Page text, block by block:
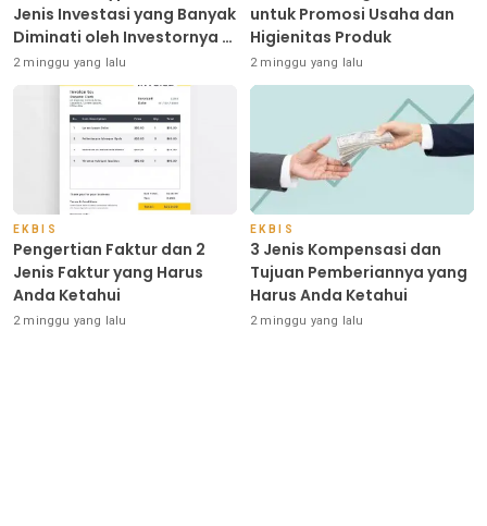
Jenis Investasi yang Banyak
Diminati oleh Investornya di
Indonesia
2 minggu yang lalu
untuk Promosi Usaha dan
Higienitas Produk
2 minggu yang lalu
EKBIS
Pengertian Faktur dan 2
Jenis Faktur yang Harus
Anda Ketahui
2 minggu yang lalu
EKBIS
3 Jenis Kompensasi dan
Tujuan Pemberiannya yang
Harus Anda Ketahui
2 minggu yang lalu